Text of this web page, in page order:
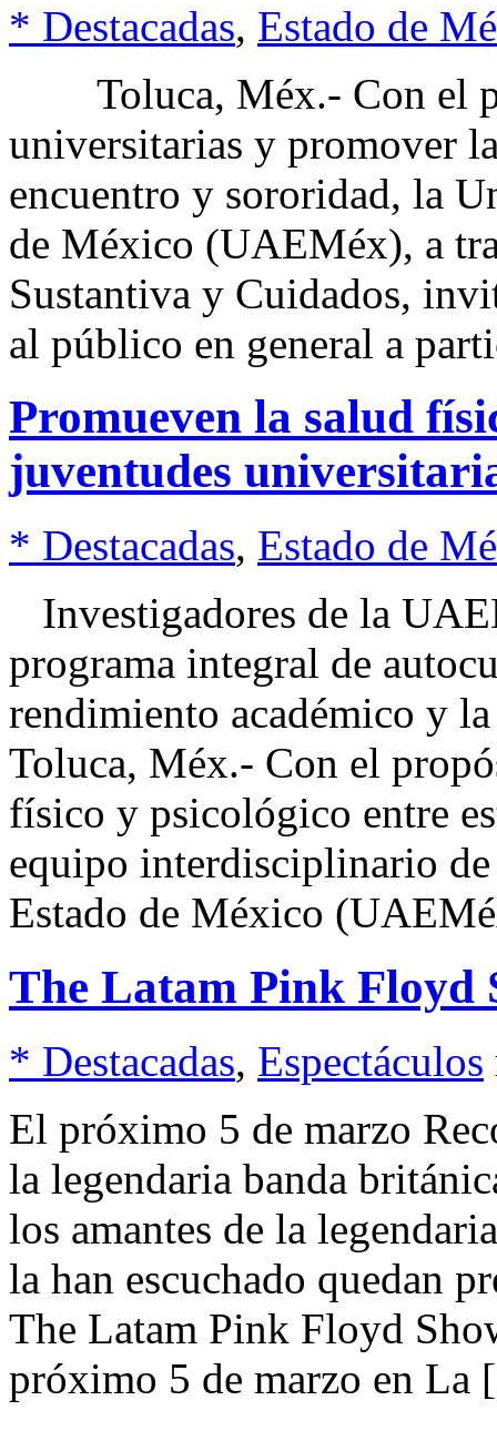
* Destacadas, Estado de
Toluca, Méx.- Con el
universitarias y promover
encuentro y sororidad, la
de México (UAEMéx), a
Sustantiva y Cuidados,
al público en general a
Promueven la salud
juventudes
* Destacadas, Estado de
Investigadores de la
programa integral de
rendimiento académico y
Toluca, Méx.- Con el
físico y psicológico entre
equipo interdisciplinario
Estado de México
The Latam Pink Floyd
* Destacadas, Espectáculos
El próximo 5 de marzo
la legendaria banda
los amantes de la
la han escuchado quedan
The Latam Pink Floyd
próximo 5 de marzo en